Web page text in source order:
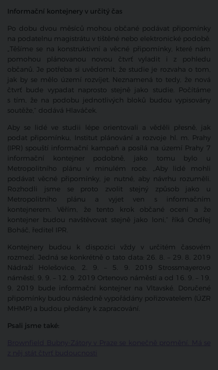
Informační kontejnery v určitý čas
Po dobu dvou měsíců mohou občané podávat připomínky
na podatelnu magistrátu v tištěné nebo elektronické podobě.
„Těšíme se na konstruktivní a věcné připomínky, které nám
pomohou plánovanou novou čtvrť vyladit i z pohledu
občanů. Je potřeba si uvědomit, že studie je rozvaha o tom,
jak by se mělo území rozvíjet. Neznamená to tedy, že nová
čtvrť bude vypadat naprosto stejně jako studie. Počítáme
s tím, že na podobu jednotlivých bloků budou vypisovány
soutěže,“ dodává Hlaváček.
Aby se lidé ve studii lépe orientovali a věděli přesně, jak
podat připomínku, Institut plánování a rozvoje hl. m. Prahy
(IPR) spouští informační kampaň a posílá na území Prahy 7
informační kontejner podobně, jako tomu bylo u
Metropolitního plánu v minulém roce. „Aby lidé mohli
podávat věcné připomínky, je nutné, aby návrhu rozuměli.
Rozhodli jsme se proto zvolit stejný způsob jako u
Metropolitního plánu a vyjet ven s informačním
kontejnerem. Věřím, že tento krok občané ocení a že
kontejner budou navštěvovat stejně jako loni,“ říká Ondřej
Boháč, ředitel IPR.
Kontejnery budou k dispozici vždy v určitém časovém
rozmezí. Jedná se konkrétně o tato data: 26. 8. – 29. 8. 2019
Nádraží Holešovice, 2. 9. – 5. 9. 2019 Strossmayerovo
náměstí, 9. 9. – 12. 9. 2019 Ortenovo náměstí a od 16. 9. – 19.
9. 2019 bude informační kontejner na Vltavské. Doručené
připomínky budou následně vypořádány pořizovatelem (ÚZR
MHMP) a budou předány k zapracování.
Psali jsme také:
Brownfield Bubny-Zátory v Praze se konečně promění. Má se
z něj stát čtvrť budoucnosti